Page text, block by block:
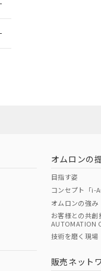
オムロンの
目指す姿
コンセプト「i-
オムロンの強み
お客様との共創
AUTOMATION
技術を磨く現場
販売ネット